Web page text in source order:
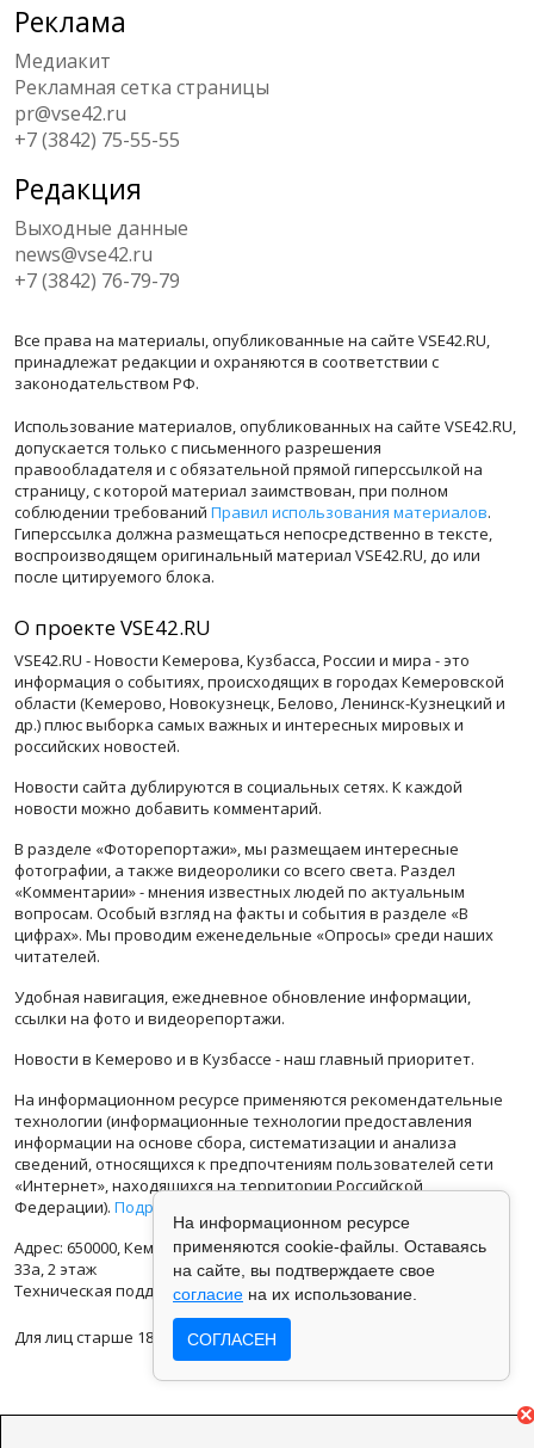
Реклама
Медиакит
Рекламная сетка страницы
pr@vse42.ru
+7 (3842) 75-55-55
Редакция
Выходные данные
news@vse42.ru
+7 (3842) 76-79-79
Все права на материалы, опубликованные на сайте VSE42.RU,
принадлежат редакции и охраняются в соответствии с
законодательством РФ.
Использование материалов, опубликованных на сайте VSE42.RU,
допускается только с письменного разрешения
правообладателя и с обязательной прямой гиперссылкой на
страницу, с которой материал заимствован, при полном
соблюдении требований Правил использования материалов.
Гиперссылка должна размещаться непосредственно в тексте,
воспроизводящем оригинальный материал VSE42.RU, до или
после цитируемого блока.
О проекте VSE42.RU
VSE42.RU - Новости Кемерова, Кузбасса, России и мира - это
информация о событиях, происходящих в городах Кемеровской
области (Кемерово, Новокузнецк, Белово, Ленинск-Кузнецкий и
др.) плюс выборка самых важных и интересных мировых и
российских новостей.
Новости сайта дублируются в социальных сетях. К каждой
новости можно добавить комментарий.
В разделе «Фоторепортажи», мы размещаем интересные
фотографии, а также видеоролики со всего света. Раздел
«Комментарии» - мнения известных людей по актуальным
вопросам. Особый взгляд на факты и события в разделе «В
цифрах». Мы проводим еженедельные «Опросы» среди наших
читателей.
Удобная навигация, ежедневное обновление информации,
ссылки на фото и видеорепортажи.
Новости в Кемерово и в Кузбассе - наш главный приоритет.
На информационном ресурсе применяются рекомендательные
технологии (информационные технологии предоставления
информации на основе сбора, систематизации и анализа
сведений, относящихся к предпочтениям пользователей сети
«Интернет», находящихся на территории Российской
Федерации). Подробная информация
Адрес: 650000, Кемеровская Область, г.Кемерово, ул.Кузбасская
33а, 2 этаж
Техническая поддержка: support@vse42.ru
Для лиц старше 18 лет.
На информационном ресурсе
применяются cookie-файлы. Оставаясь
на сайте, вы подтверждаете свое
согласие на их использование.
СОГЛАСЕН